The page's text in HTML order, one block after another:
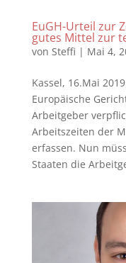
EuGH-Urteil zur
gutes Mittel zur
von Steffi | Mai 4,
Kassel, 16.Mai
Europäische
Arbeitgeber
Arbeitszeiten der
erfassen. Nun
Staaten die